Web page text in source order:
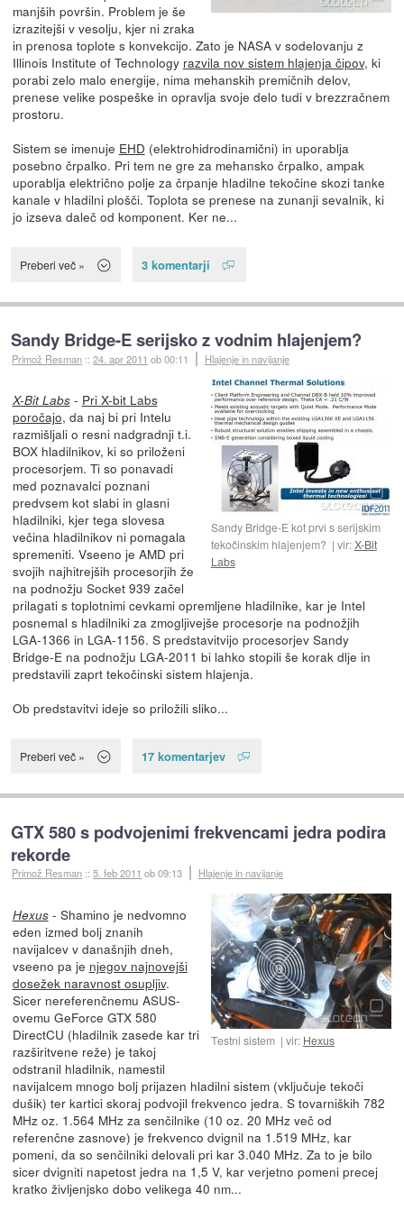
manjših površin. Problem je še
izrazitejši v vesolju, kjer ni zraka
in prenosa toplote s konvekcijo. Zato je NASA v sodelovanju z
Illinois Institute of Technology razvila nov sistem hlajenja čipov, ki
porabi zelo malo energije, nima mehanskih premičnih delov,
prenese velike pospeške in opravlja svoje delo tudi v brezzračnem
prostoru.
Sistem se imenuje EHD (elektrohidrodinamični) in uporablja
posebno črpalko. Pri tem ne gre za mehansko črpalko, ampak
uporablja električno polje za črpanje hladilne tekočine skozi tanke
kanale v hladilni plošči. Toplota se prenese na zunanji sevalnik, ki
jo izseva daleč od komponent. Ker ne...
Preberi več » 3 komentarji
Sandy Bridge-E serijsko z vodnim hlajenjem?
Primož Resman ::24. apr 2011 ob 00:11 Hlajenje in navijanje
Sandy Bridge-E kot prvi s serijskim
tekočinskim hlajenjem?
vir:X-Bit
Labs
X-Bit Labs- Pri X-bit Labs
poročajo, da naj bi pri Intelu
razmišljali o resni nadgradnji t.i.
BOX hladilnikov, ki so priloženi
procesorjem. Ti so ponavadi
med poznavalci poznani
predvsem kot slabi in glasni
hladilniki, kjer tega slovesa
večina hladilnikov ni pomagala
spremeniti. Vseeno je AMD pri
svojih najhitrejših procesorjih že
na podnožju Socket 939 začel
prilagati s toplotnimi cevkami opremljene hladilnike, kar je Intel
posnemal s hladilniki za zmogljivejše procesorje na podnožjih
LGA-1366 in LGA-1156. S predstavitvijo procesorjev Sandy
Bridge-E na podnožju LGA-2011 bi lahko stopili še korak dlje in
predstavili zaprt tekočinski sistem hlajenja.
Ob predstavitvi ideje so priložili sliko...
Preberi več » 17 komentarjev
GTX 580 s podvojenimi frekvencami jedra podira
rekorde
Primož Resman ::5. feb 2011 ob 09:13 Hlajenje in navijanje
Testni sistem vir: Hexus
Hexus- Shamino je nedvomno
eden izmed bolj znanih
navijalcev v današnjih dneh,
vseeno pa je njegov najnovejši
dosežek naravnost osupljiv.
Sicer nereferenčnemu ASUS-
ovemu GeForce GTX 580
DirectCU (hladilnik zasede kar tri
razširitvene reže) je takoj
odstranil hladilnik, namestil
navijalcem mnogo bolj prijazen hladilni sistem (vključuje tekoči
dušik) ter kartici skoraj podvojil frekvenco jedra. S tovarniških 782
MHz oz. 1.564 MHz za senčilnike (10 oz. 20 MHz več od
referenčne zasnove) je frekvenco dvignil na 1.519 MHz, kar
pomeni, da so senčilniki delovali pri kar 3.040 MHz. Za to je bilo
sicer dvigniti napetost jedra na 1,5 V, kar verjetno pomeni precej
kratko življenjsko dobo velikega 40 nm...